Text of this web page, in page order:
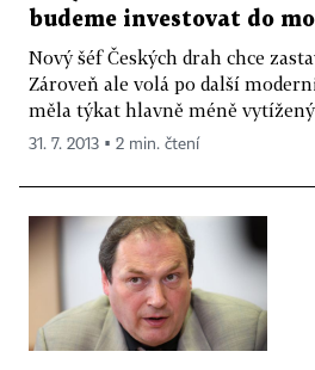
budeme investovat do
Nový šéf Českých drah chce
Zároveň ale volá po další
měla týkat hlavně méně
31. 7. 2013 ▪ 2 min. čtení